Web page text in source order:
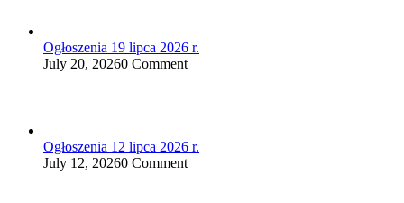
Ogłoszenia 19 lipca 2026 r.
July 20, 20260 Comment
Ogłoszenia 12 lipca 2026 r.
July 12, 20260 Comment